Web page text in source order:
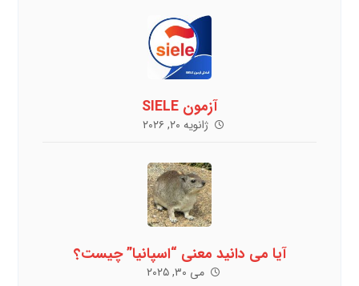
آزمون SIELE
ژانویه ۲۰, ۲۰۲۶
آیا می دانید معنی “اسپانیا” چیست؟
می ۳۰, ۲۰۲۵